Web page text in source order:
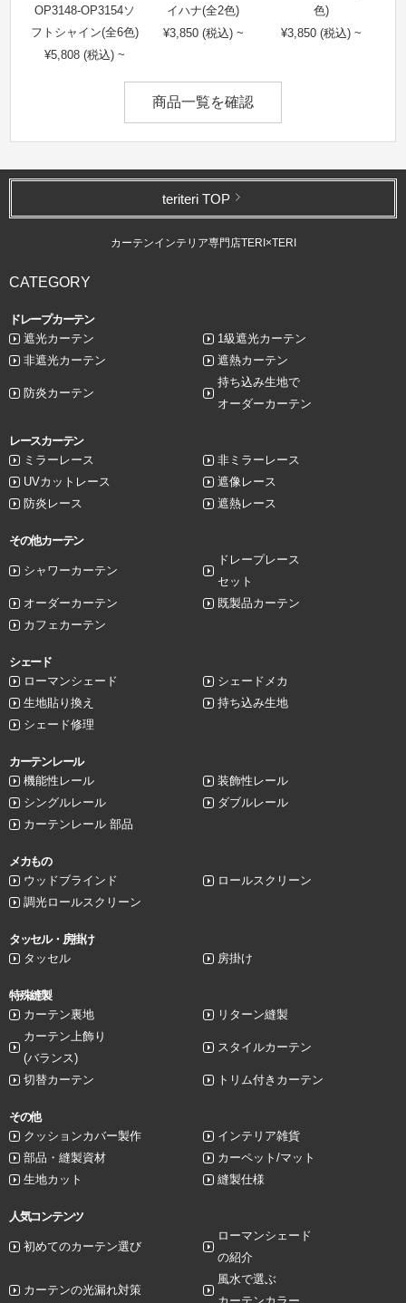
OP3148-OP3154ソ
フトシャイン(全6色)
¥5,808 (税込) ~
イハナ(全2色)
¥3,850 (税込) ~
色)
¥3,850 (税込) ~
商品一覧を確認
teriteri TOP
カーテンインテリア専門店TERI×TERI
CATEGORY
ドレープカーテン
遮光カーテン
1級遮光カーテン
非遮光カーテン
遮熱カーテン
防炎カーテン
持ち込み生地で
オーダーカーテン
レースカーテン
ミラーレース
非ミラーレース
UVカットレース
遮像レース
防炎レース
遮熱レース
その他カーテン
シャワーカーテン
ドレープレース
セット
オーダーカーテン
既製品カーテン
カフェカーテン
シェード
ローマンシェード
シェードメカ
生地貼り換え
持ち込み生地
シェード修理
カーテンレール
機能性レール
装飾性レール
シングルレール
ダブルレール
カーテンレール 部品
メカもの
ウッドブラインド
ロールスクリーン
調光ロールスクリーン
タッセル・房掛け
タッセル
房掛け
特殊縫製
カーテン裏地
リターン縫製
カーテン上飾り
(バランス)
スタイルカーテン
切替カーテン トリム付きカーテン
その他
クッションカバー製作
インテリア雑貨
部品・縫製資材
カーペット/マット
生地カット
縫製仕様
人気コンテンツ
初めてのカーテン選び
ローマンシェード
の紹介
カーテンの光漏れ対策
風水で選ぶ